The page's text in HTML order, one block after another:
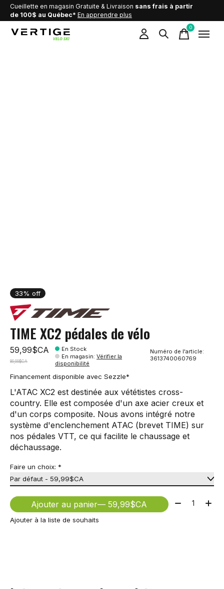
Cueillette en magasin Gratuite & Livraison sans frais à partir
de 100$ au Québec* En apprendre plus
0items
33% off
TIME XC2 pédales de vélo
59,99$CA
89,99$CA
En Stock
En magasin:Vérifier la
disponibilité
Numéro de l'article:
3613740060769
Financement disponible avec Sezzle*
L'ATAC XC2 est destinée aux vététistes cross-
country. Elle est composée d'un axe acier creux et
d'un corps composite. Nous avons intégré notre
système d'enclenchement ATAC (brevet TIME) sur
nos pédales VTT, ce qui facilite le chaussage et
déchaussage.
Faire un choix: *
Ajouter au panier — 59,99$CA Quantité:
Ajouter à la liste de souhaits